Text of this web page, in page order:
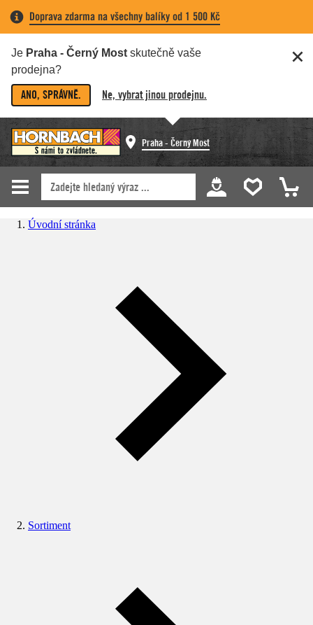
Doprava zdarma na všechny balíky od 1 500 Kč
Je Praha - Černý Most skutečně vaše
prodejna?
ANO, SPRÁVNĚ. Ne, vybrat jinou prodejnu.
Praha - Černý Most
Úvodní stránka
Sortiment